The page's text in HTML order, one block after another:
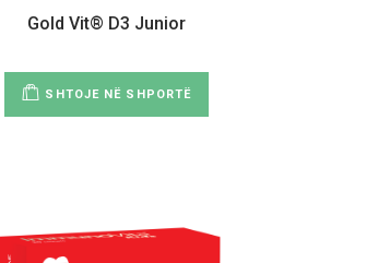
Gold Vit® D3 Junior
SHTOJE NË SHPORTË